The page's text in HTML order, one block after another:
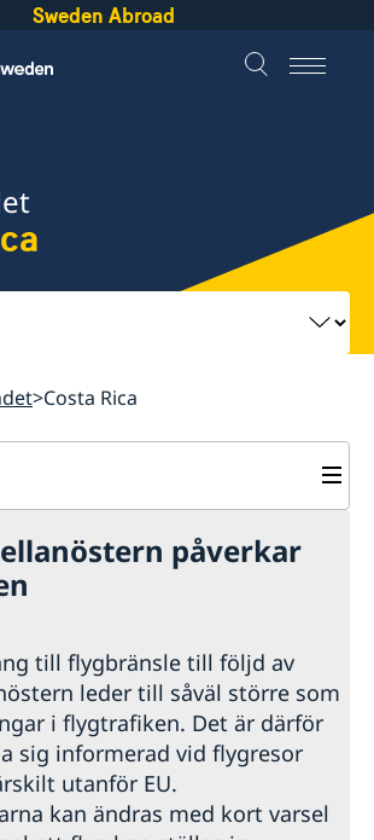
Sweden Abroad
Costa Rica
i Costa Rica
och katastrofer
påverkar
till flygbränsle till följd av
leder till såväl större som
i flygtrafiken. Det är därför
sig informerad vid flygresor
utanför EU.
kan ändras med kort varsel